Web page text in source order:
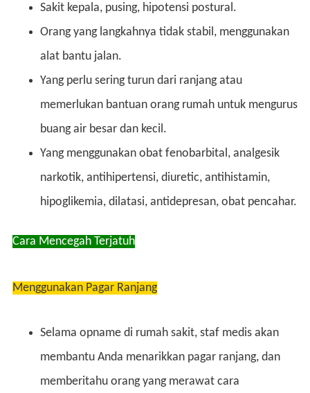
Sakit kepala, pusing, hipotensi postural.
Orang yang langkahnya tidak stabil, menggunakan
alat bantu jalan.
Yang perlu sering turun dari ranjang atau
memerlukan bantuan orang rumah untuk mengurus
buang air besar dan kecil.
Yang menggunakan obat fenobarbital, analgesik
narkotik, antihipertensi, diuretic, antihistamin,
hipoglikemia, dilatasi, antidepresan, obat pencahar.
Cara Mencegah Terjatuh
Menggunakan Pagar Ranjang
Selama opname di rumah sakit, staf medis akan
membantu Anda menarikkan pagar ranjang, dan
memberitahu orang yang merawat cara